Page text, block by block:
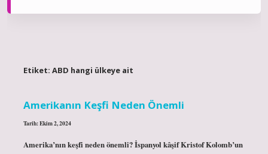
Etiket: ABD hangi ülkeye ait
Amerikanın Keşfi Neden Önemli
Tarih: Ekim 2, 2024
Amerika’nın keşfi neden önemli? İspanyol kâşif Kristof Kolomb’un